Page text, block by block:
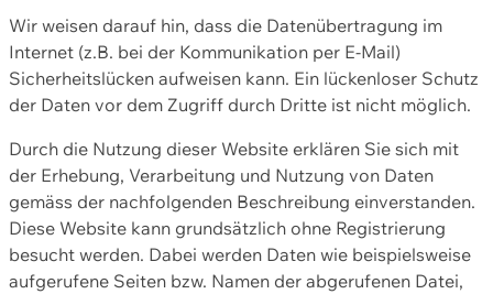
Wir weisen darauf hin, dass die Datenübertragung im
Internet (z.B. bei der Kommunikation per E-Mail)
Sicherheitslücken aufweisen kann. Ein lückenloser Schutz
der Daten vor dem Zugriff durch Dritte ist nicht möglich.
Durch die Nutzung dieser Website erklären Sie sich mit
der Erhebung, Verarbeitung und Nutzung von Daten
gemäss der nachfolgenden Beschreibung einverstanden.
Diese Website kann grundsätzlich ohne Registrierung
besucht werden. Dabei werden Daten wie beispielsweise
aufgerufene Seiten bzw. Namen der abgerufenen Datei,